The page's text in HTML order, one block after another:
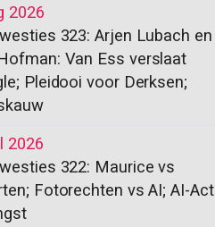
2026
323: Arjen Lubach en
Van Ess verslaat
Pleidooi voor Derksen;
2026
322: Maurice vs
Fotorechten vs AI; AI-Act